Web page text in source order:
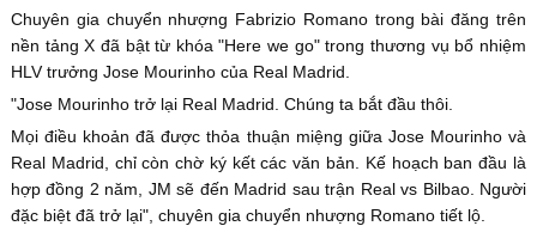
Chuyên gia chuyển nhượng Fabrizio Romano trong bài đăng trên
nền tảng X đã bật từ khóa "Here we go" trong thương vụ bổ nhiệm
HLV trưởng Jose Mourinho của Real Madrid.
"Jose Mourinho trở lại Real Madrid. Chúng ta bắt đầu thôi.
Mọi điều khoản đã được thỏa thuận miệng giữa Jose Mourinho và
Real Madrid, chỉ còn chờ ký kết các văn bản. Kế hoạch ban đầu là
hợp đồng 2 năm, JM sẽ đến Madrid sau trận Real vs Bilbao. Người
đặc biệt đã trở lại", chuyên gia chuyển nhượng Romano tiết lộ.